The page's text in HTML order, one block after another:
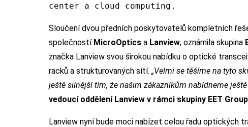
center a cloud computing.
Sloučení dvou předních poskytovatelů kompletních
společností MicroOptics a Lanview, oznámila skupina
značka Lanview svou širokou nabídku o optické
racků a strukturovaných sítí. „Velmi se těšíme na tyto
ještě silnější tím, že našim zákazníkům nabídneme
vedoucí oddělení Lanview v rámci skupiny EET Group
Lanview nyní bude moci nabízet celou řadu optických